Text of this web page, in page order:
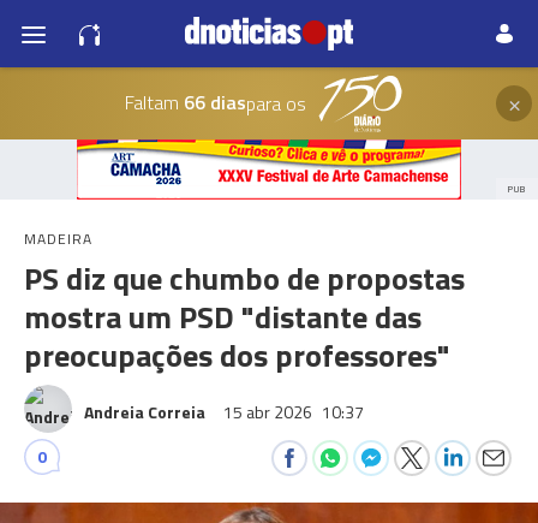
Faltam 66 diaspara os ×
PUB
MADEIRA
PS diz que chumbo de propostas
mostra um PSD "distante das
preocupações dos professores"
Andreia Correia 15 abr 2026 10:37
0